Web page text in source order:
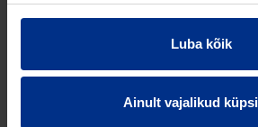
Luba kõik
Ainult vajalikud
70013658
PE
100 MUST
PP
LÄBIVIIGUHÜLSS